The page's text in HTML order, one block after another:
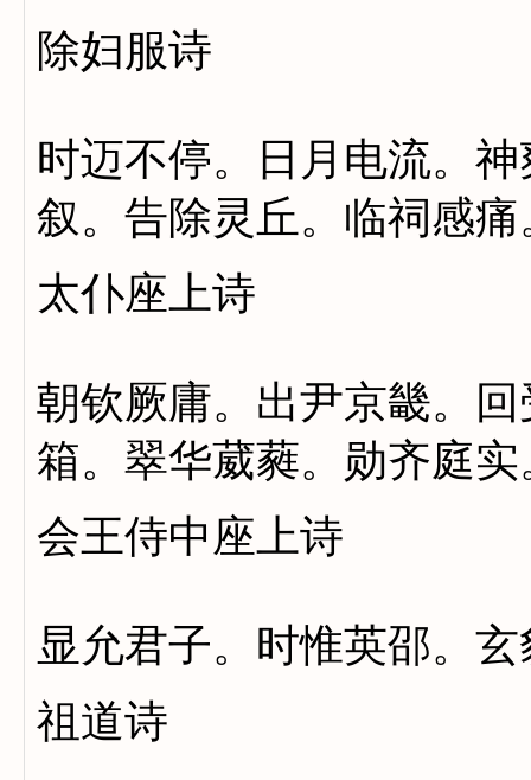
除妇服诗
时迈不停。日月电流。
叙。告除灵丘。临祠感
太仆座上诗
朝钦厥庸。出尹京畿。
箱。翠华葳蕤。勋齐庭
会王侍中座上诗
显允君子。时惟英邵。
祖道诗